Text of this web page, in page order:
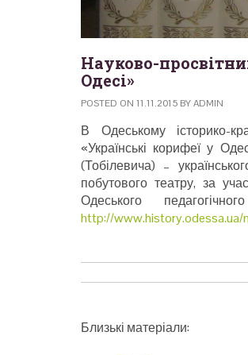
Науково-
Одесі»
POSTED ON 11.11.2015 BYADMIN
В Одеському історико-
«Українські корифеї у
(Тобілевича) –
побутового театру, за
Одеського
http://
Близькі матеріали: